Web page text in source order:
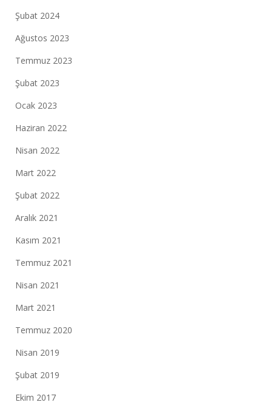
Şubat 2024
Ağustos 2023
Temmuz 2023
Şubat 2023
Ocak 2023
Haziran 2022
Nisan 2022
Mart 2022
Şubat 2022
Aralık 2021
Kasım 2021
Temmuz 2021
Nisan 2021
Mart 2021
Temmuz 2020
Nisan 2019
Şubat 2019
Ekim 2017